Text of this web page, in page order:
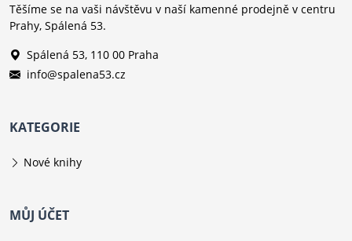
Těšíme se na vaši návštěvu v naší kamenné prodejně v centru
Prahy, Spálená 53.
Spálená 53, 110 00 Praha
info@spalena53.cz
KATEGORIE
Nové knihy
MŮJ ÚČET